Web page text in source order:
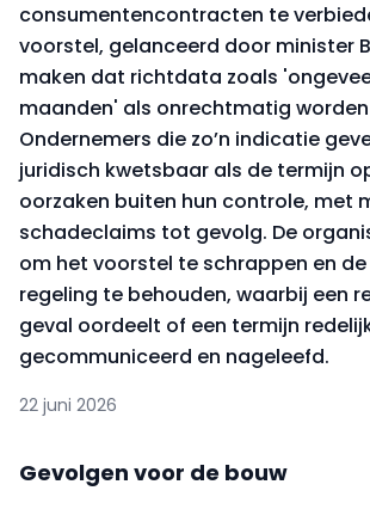
consumentencontracten te
voorstel, gelanceerd door minister
maken dat richtdata zoals
maanden' als onrechtmatig
Ondernemers die zo’n indicatie
juridisch kwetsbaar als de termijn
oorzaken buiten hun controle, met
schadeclaims tot gevolg. De
om het voorstel te schrappen en
regeling te behouden, waarbij een
geval oordeelt of een termijn
gecommuniceerd en nageleefd.
22 juni 2026
Gevolgen voor de bouw